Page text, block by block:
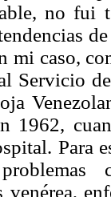
no fui
mi caso,
Servicio
1962,
Para